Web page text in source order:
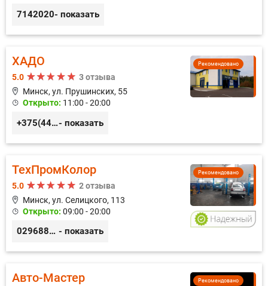
7142020- показать
Рекомендовано
ХАДО
5.0
3 отзыва
Минск, ул. Прушинских, 55
Открыто: 11:00 - 20:00
+375(44) 559-27-77- показать
Рекомендовано
ТехПромКолор
5.0
2 отзыва
Минск, ул. Селицкого, 113
Открыто: 09:00 - 20:00
0296889898 - показать
Рекомендовано
Авто-Мастер